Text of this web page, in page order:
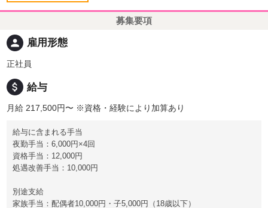
募集要項
person 雇用形態
正社員
attach_money 給与
月給 217,500円〜 ※資格・経験により加算あり
給与に含まれる手当
夜勤手当：6,000円×4回
資格手当：12,000円
処遇改善手当：10,000円
別途支給
家族手当：配偶者10,000円・子5,000円（18歳以下）